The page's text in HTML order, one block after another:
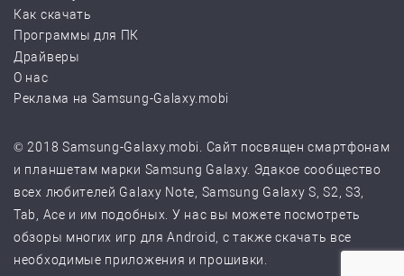
Как скачать
Программы для ПК
Драйверы
О нас
Реклама на Samsung-Galaxy.mobi
© 2018 Samsung-Galaxy.mobi. Сайт посвящен смартфонам
и планшетам марки Samsung Galaxy. Эдакое сообщество
всех любителей Galaxy Note, Samsung Galaxy S, S2, S3,
Tab, Ace и им подобных. У нас вы можете посмотреть
обзоры многих игр для Android, с также скачать все
необходимые приложения и прошивки.